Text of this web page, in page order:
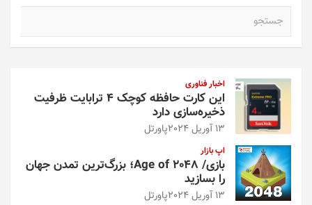
اخبار فناوری
این کارت حافظه کوچک ۴ ترابایت ظرفیت
ذخیره‌سازی دارد
13 آوریل 2024 پاورتل
اپ بازار
بازی/ Age of 2048؛ بزرگ‌ترین تمدن جهان
را بسازید
13 آوریل 2024 پاورتل